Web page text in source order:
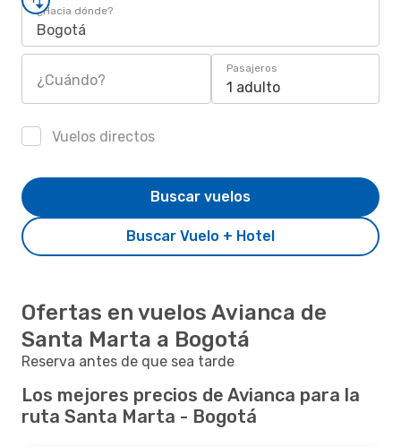
¿Hacia dónde?
Bogotá
¿Cuándo?
Pasajeros
1 adulto
Vuelos directos
Buscar Vuelo + Hotel
Buscar vuelos
Ofertas en vuelos Avianca de
Santa Marta a Bogotá
Reserva antes de que sea tarde
Los mejores precios de Avianca para la
ruta Santa Marta - Bogotá